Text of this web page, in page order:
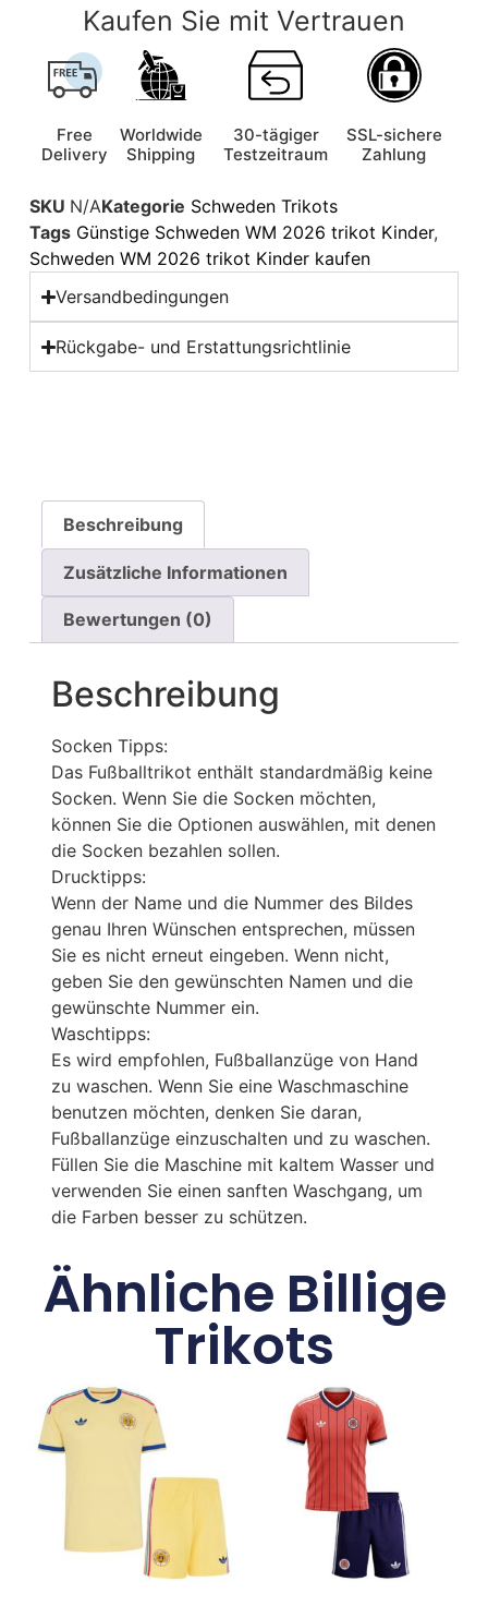
Kaufen Sie mit Vertrauen
Free
Delivery
Worldwide
Shipping
30-tägiger
Testzeitraum
SSL-sichere
Zahlung
SKU N/AKategorie Schweden Trikots
Tags Günstige Schweden WM 2026 trikot Kinder,
Schweden WM 2026 trikot Kinder kaufen
Versandbedingungen
Rückgabe- und Erstattungsrichtlinie
Beschreibung
Zusätzliche Informationen
Bewertungen (0)
Beschreibung
Socken Tipps:
Das Fußballtrikot enthält standardmäßig keine
Socken. Wenn Sie die Socken möchten,
können Sie die Optionen auswählen, mit denen
die Socken bezahlen sollen.
Drucktipps:
Wenn der Name und die Nummer des Bildes
genau Ihren Wünschen entsprechen, müssen
Sie es nicht erneut eingeben. Wenn nicht,
geben Sie den gewünschten Namen und die
gewünschte Nummer ein.
Waschtipps:
Es wird empfohlen, Fußballanzüge von Hand
zu waschen. Wenn Sie eine Waschmaschine
benutzen möchten, denken Sie daran,
Fußballanzüge einzuschalten und zu waschen.
Füllen Sie die Maschine mit kaltem Wasser und
verwenden Sie einen sanften Waschgang, um
die Farben besser zu schützen.
Ähnliche Billige
Trikots